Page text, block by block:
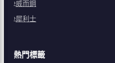
威而鋼
犀利士
熱門標籤